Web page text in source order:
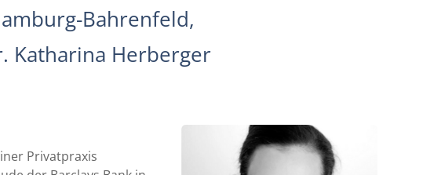
Bahrenfeld,
Katharina Herberger
Privatpraxis